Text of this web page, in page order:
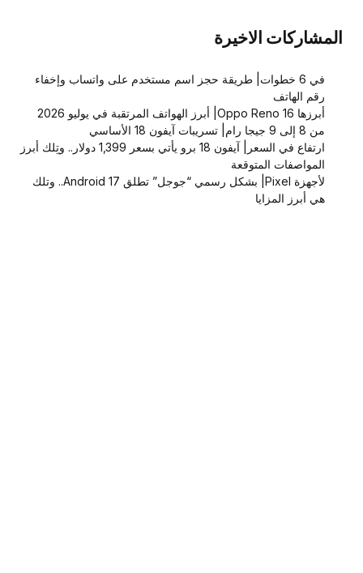
المشاركات الاخيرة
في 6 خطوات| طريقة حجز اسم مستخدم على واتساب وإخفاء
رقم الهاتف
أبرزها Oppo Reno 16| أبرز الهواتف المرتقبة في يوليو 2026
من 8 إلى 9 جيجا رام| تسريبات آيفون 18 الأساسي
ارتفاع في السعر| آيفون 18 برو يأتي بسعر 1,399 دولار.. وتِلك أبرز
المواصفات المتوقعة
لأجهزة Pixel| بشكل رسمي “جوجل” تطلق Android 17.. وتلك
هي أبرز المزايا